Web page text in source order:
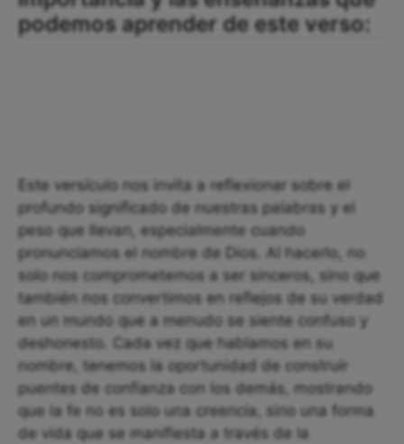
podemos aprender de este verso:
Este versículo nos invita a reflexionar sobre el
profundo significado de nuestras palabras y el
peso que llevan, especialmente cuando
pronunciamos el nombre de Dios. Al hacerlo, no
solo nos comprometemos a ser sinceros, sino que
también nos convertimos en reflejos de su verdad
en un mundo que a menudo se siente confuso y
deshonesto. Cada vez que hablamos en su
nombre, tenemos la oportunidad de construir
puentes de confianza con los demás, mostrando
que la fe no es solo una creencia, sino una forma
de vida que se manifiesta a través de la